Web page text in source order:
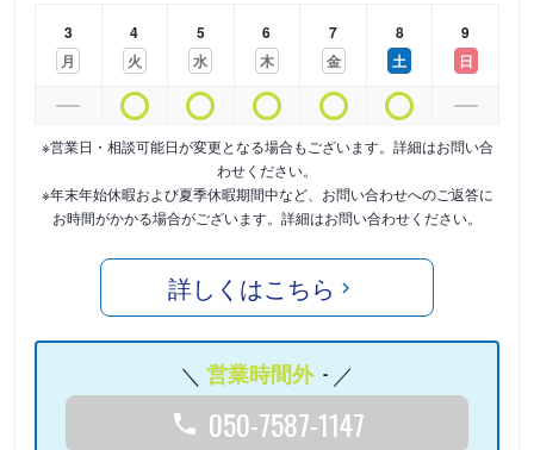
3
月
4
火
5
水
6
木
7
金
8
土
9
日
※営業日・相談可能日が変更となる場合もございます。詳細はお問い合
わせください。
※年末年始休暇および夏季休暇期間中など、お問い合わせへのご返答に
お時間がかかる場合がございます。詳細はお問い合わせください。
詳しくはこちら
営業時間外 -
050-7587-1147